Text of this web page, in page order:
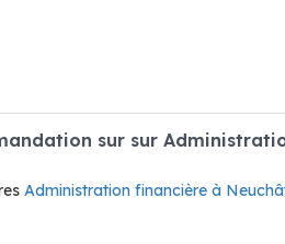
sur sur
Administration financière à